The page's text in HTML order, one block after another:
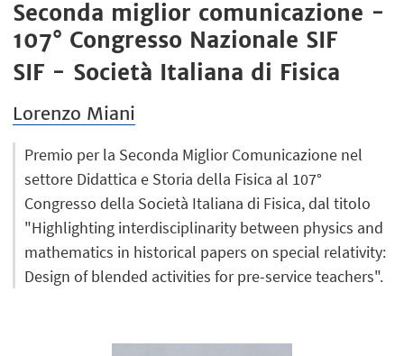
Seconda miglior comunicazione -
107° Congresso Nazionale SIF
SIF - Società Italiana di Fisica
Lorenzo Miani
Premio per la Seconda Miglior Comunicazione nel
settore Didattica e Storia della Fisica al 107°
Congresso della Società Italiana di Fisica, dal titolo
"Highlighting interdisciplinarity between physics and
mathematics in historical papers on special relativity:
Design of blended activities for pre-service teachers".